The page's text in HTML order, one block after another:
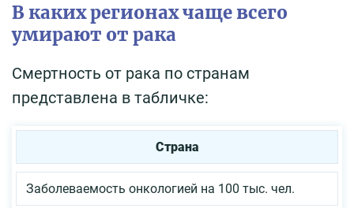
В каких регионах чаще всего
умирают от рака
Смертность от рака по странам
представлена в табличке:
Страна
Заболеваемость онкологией на 100 тыс. чел.